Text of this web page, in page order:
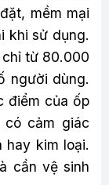
mềm mại
khi sử dụng.
chỉ từ 80.000
người dùng.
điểm của ốp
cảm giác
hay kim loại.
cần vệ sinh